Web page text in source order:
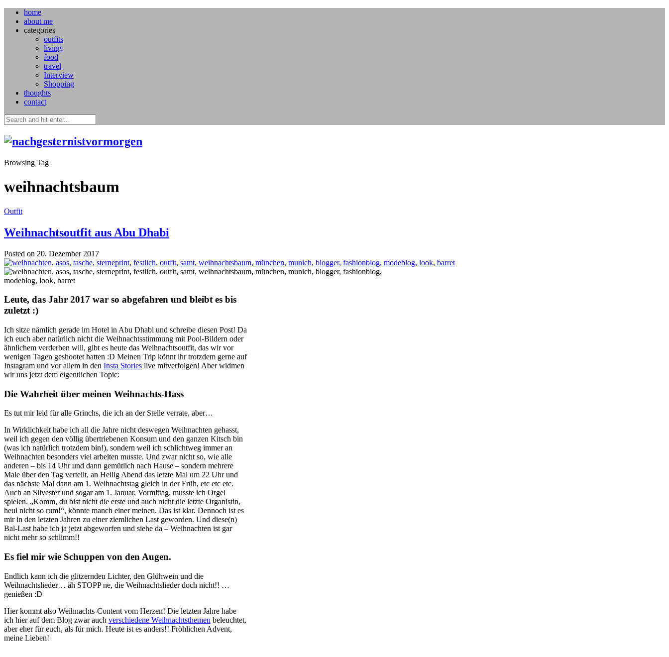
home
about me
categories
outfits
living
food
travel
Interview
Shopping
thoughts
contact
Browsing Tag
weihnachtsbaum
Outfit
Weihnachtsoutfit aus Abu Dhabi
Posted on 20. Dezember 2017
Leute, das Jahr 2017 war so abgefahren und bleibt es bis
zuletzt :)
Ich sitze nämlich gerade im Hotel in Abu Dhabi und schreibe diesen Post! Da
ich euch aber natürlich nicht die Weihnachtsstimmung mit Pool-Bildern oder
ähnlichem verderben will, gibt es heute das Weihnachtsoutfit, das wir vor
wenigen Tagen geshootet hatten :D Meinen Trip könnt ihr trotzdem gerne auf
Instagram und vor allem in den Insta Stories live mitverfolgen! Aber widmen
wir uns jetzt dem eigentlichen Topic:
Die Wahrheit über meinen Weihnachts-Hass
Es tut mir leid für alle Grinchs, die ich an der Stelle verrate, aber…
In Wirklichkeit habe ich all die Jahre nicht deswegen Weihnachten gehasst,
weil ich gegen den völlig übertriebenen Konsum und den ganzen Kitsch bin
(was ich natürlich trotzdem bin!), sondern weil ich schlichtweg immer an
Weihnachten besonders viel arbeiten musste. Und zwar nicht so, wie alle
anderen – bis 14 Uhr und dann gemütlich nach Hause – sondern mehrere
Male über den Tag verteilt, an Heilig Abend das letzte Mal um 22 Uhr und
das nächste Mal dann am 1. Weihnachtstag gleich in der Früh, etc etc etc.
Auch an Silvester und sogar am 1. Januar, Vormittag, musste ich Orgel
spielen. „Komm, du bist nicht die erste und auch nicht die letzte Organistin,
heul nicht so rum!“, könnte manch einer meinen. Das ist klar. Dennoch ist es
mir in den letzten Jahren zu einer ziemlichen Last geworden. Und diese(n)
Bal-Last habe ich ja jetzt abgeworfen und siehe da – Weihnachten ist gar
nicht mehr so schlimm!!
Es fiel mir wie Schuppen von den Augen.
Endlich kann ich die glitzernden Lichter, den Glühwein und die
Weihnachtslieder… äh STOPP ne, die Weihnachtslieder doch nicht!! …
genießen :D
Hier kommt also Weihnachts-Content vom Herzen! Die letzten Jahre habe
ich hier auf dem Blog zwar auch verschiedene Weihnachtsthemen beleuchtet,
aber eher für euch, als für mich. Heute ist es anders!! Fröhlichen Advent,
meine Lieben!